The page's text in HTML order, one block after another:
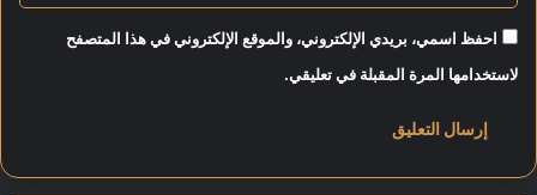
احفظ اسمي، بريدي الإلكتروني، والموقع الإلكتروني في هذا المتصفح
لاستخدامها المرة المقبلة في تعليقي.